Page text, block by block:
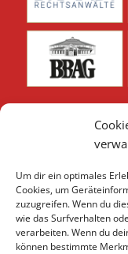
Um dir ein optimales
Cookies, um
zuzugreifen. Wenn du
wie das Surfverhalten
verarbeiten. Wenn du
können bestimmte
Unsere weiteren
Sponsoren &